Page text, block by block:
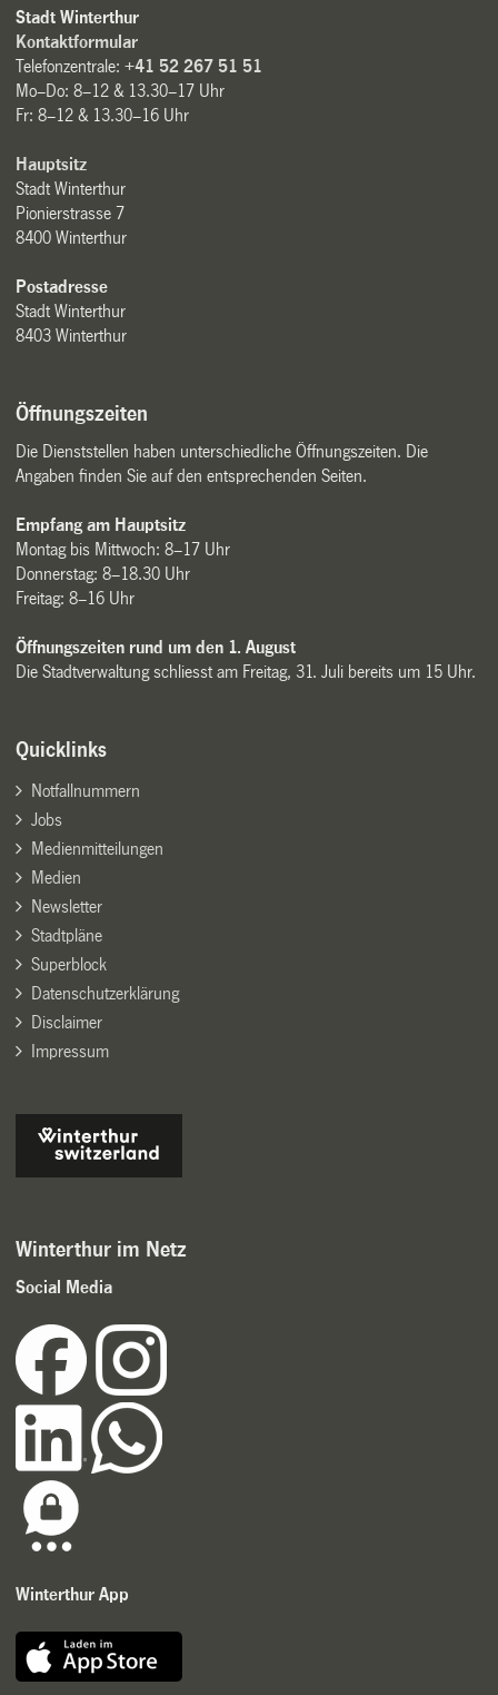
Stadt Winterthur
Kontaktformular
Telefonzentrale:+41 52 267 51 51
Mo–Do: 8–12 & 13.30–17 Uhr
Fr: 8–12 & 13.30–16 Uhr
Hauptsitz
Stadt Winterthur
Pionierstrasse 7
8400 Winterthur
Postadresse
Stadt Winterthur
8403 Winterthur
Öffnungszeiten
Die Dienststellen haben unterschiedliche Öffnungszeiten. Die
Angaben finden Sie auf den entsprechenden Seiten.
Empfang am Hauptsitz
Montag bis Mittwoch: 8–17 Uhr
Donnerstag: 8–18.30 Uhr
Freitag: 8–16 Uhr
Öffnungszeiten rund um den 1. August
Die Stadtverwaltung schliesst am Freitag, 31. Juli bereits um 15 Uhr.
Quicklinks
Notfallnummern
Jobs
Medienmitteilungen
Medien
Newsletter
Stadtpläne
Superblock
Datenschutzerklärung
Disclaimer
Impressum
Winterthur im Netz
Social Media
Winterthur App